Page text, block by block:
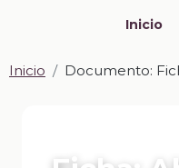
Inicio
Inicio Documento: